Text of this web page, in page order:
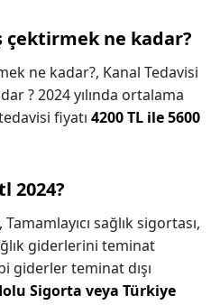
çektirmek ne kadar?
ne kadar?, Kanal Tedavisi
? 2024 yılında ortalama
fiyatı 4200 TL ile 5600
2024?
Tamamlayıcı sağlık sigortası,
giderlerini teminat
giderler teminat dışı
Sigorta veya Türkiye